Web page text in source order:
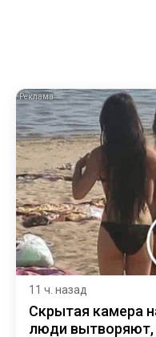
11 ч. назад
Скрытая камера
люди вытворяют,